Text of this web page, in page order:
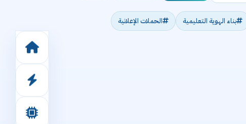
بناء الهوية التعليمية
الحملات الإعلانية